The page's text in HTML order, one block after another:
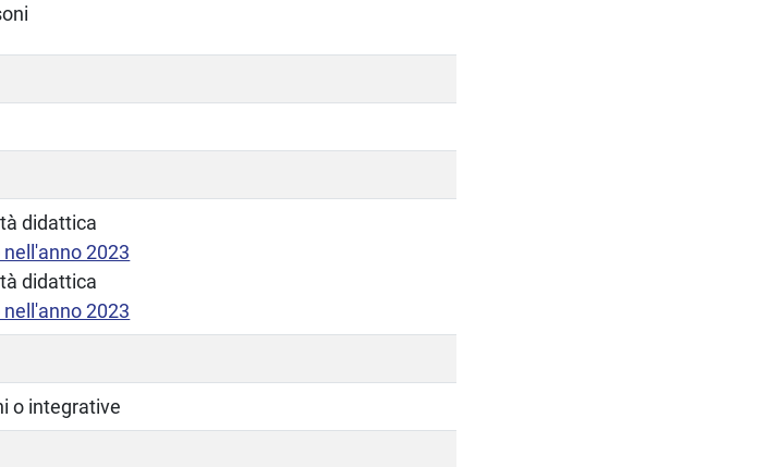
didattica
2023
didattica
2023
o integrative